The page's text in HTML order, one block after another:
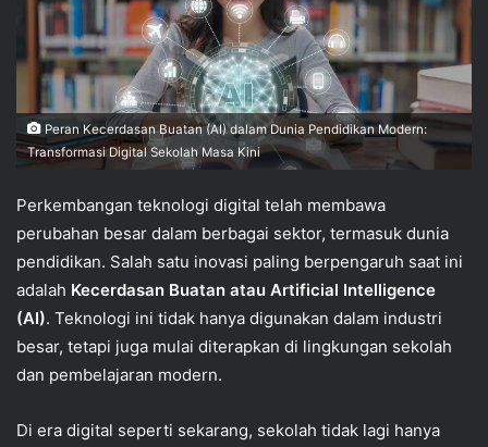
Peran Kecerdasan Buatan (AI) dalam Dunia Pendidikan Modern:
Transformasi Digital Sekolah Masa Kini
Perkembangan teknologi digital telah membawa
perubahan besar dalam berbagai sektor, termasuk dunia
pendidikan. Salah satu inovasi paling berpengaruh saat ini
adalah Kecerdasan Buatan atau Artificial Intelligence
(AI). Teknologi ini tidak hanya digunakan dalam industri
besar, tetapi juga mulai diterapkan di lingkungan sekolah
dan pembelajaran modern.
Di era digital seperti sekarang, sekolah tidak lagi hanya